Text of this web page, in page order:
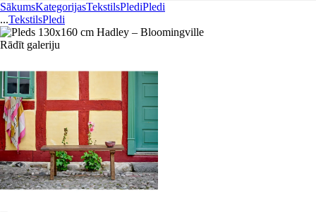
SākumsKategorijasTekstilsPlediPledi
...TekstilsPledi
Rādīt galeriju